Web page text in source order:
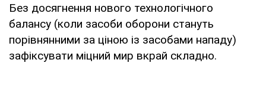
Без досягнення нового технологічного
балансу (коли засоби оборони стануть
порівнянними за ціною із засобами нападу)
зафіксувати міцний мир вкрай складно.